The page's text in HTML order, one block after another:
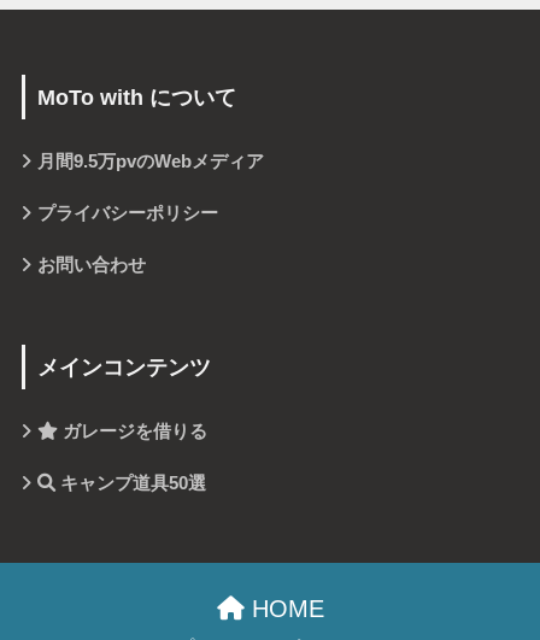
MoTo with について
月間9.5万pvのWebメディア
プライバシーポリシー
お問い合わせ
メインコンテンツ
ガレージを借りる
キャンプ道具50選
HOME